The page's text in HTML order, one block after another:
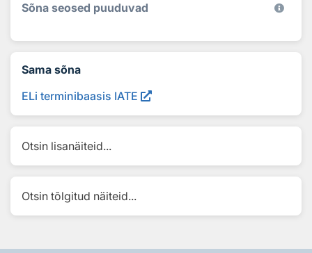
Sõna seosed puuduvad
Sama sõna
ELi terminibaasis IATE
Otsin lisanäiteid...
Otsin tõlgitud näiteid...